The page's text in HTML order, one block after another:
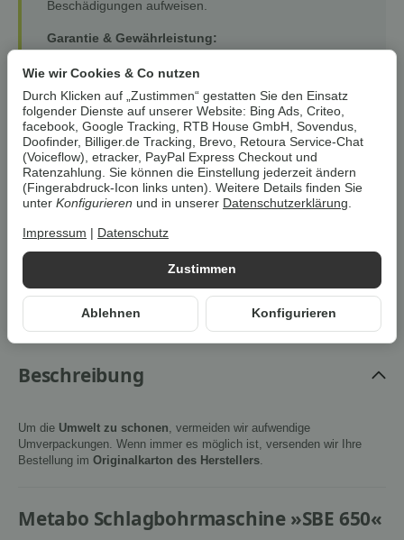
Beschädigungen aufweisen.
Garantie & Gewährleistung:
Retoura-Garantie– als zusätzliche Sicherheit über
den Kauf hinaus. Ihre gesetzlichen
Gewährleistungsrechte (24 Monate) bleiben hiervon
selbstverständlich unberührt.
Artikel zurzeit vergriffen
Benachrichtigen wenn verfügbar
Artikelnummer: 4061792201484Z1
100398888
Kategorie:
Maschinen & Geräte
Beschreibung
Um die Umwelt zu schonen, vermeiden wir aufwendige
Umverpackungen. Wenn immer es möglich ist, versenden wir Ihre
Bestellung im Originalkarton des Herstellers.
Metabo Schlagbohrmaschine »SBE 650«
Zustimmen
Ablehnen Konfigurieren
Wie wir Cookies & Co nutzen
Durch Klicken auf „Zustimmen“ gestatten Sie den Einsatz
folgender Dienste auf unserer Website: Bing Ads, Criteo,
facebook, Google Tracking, RTB House GmbH, Sovendus,
Doofinder, Billiger.de Tracking, Brevo, Retoura Service-Chat
(Voiceflow), etracker, PayPal Express Checkout und
Ratenzahlung. Sie können die Einstellung jederzeit ändern
(Fingerabdruck-Icon links unten). Weitere Details finden Sie
unter Konfigurieren und in unserer Datenschutzerklärung.
Impressum Datenschutz